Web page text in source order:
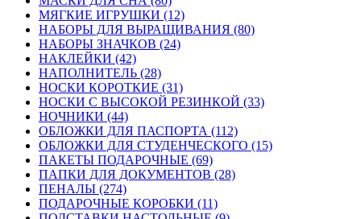
МЯГКИЕ ИГРУШКИ (12)
НАБОРЫ ДЛЯ ВЫРАЩИВАНИЯ (80)
НАБОРЫ ЗНАЧКОВ (24)
НАКЛЕЙКИ (42)
НАПОЛНИТЕЛЬ (28)
НОСКИ КОРОТКИЕ (31)
НОСКИ С ВЫСОКОЙ РЕЗИНКОЙ (33)
НОЧНИКИ (44)
ОБЛОЖКИ ДЛЯ ПАСПОРТА (112)
ОБЛОЖКИ ДЛЯ СТУДЕНЧЕСКОГО (15)
ПАКЕТЫ ПОДАРОЧНЫЕ (69)
ПАПКИ ДЛЯ ДОКУМЕНТОВ (28)
ПЕНАЛЫ (274)
ПОДАРОЧНЫЕ КОРОБКИ (11)